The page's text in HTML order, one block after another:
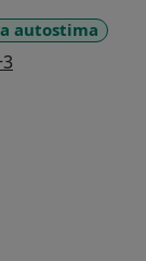
autostima